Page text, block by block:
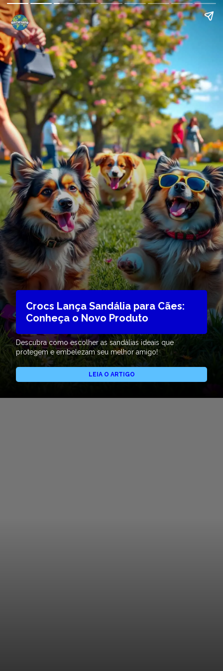
Crocs Lança Sandália para Cães:
Conheça o Novo Produto
Descubra como escolher as sandálias ideais que
protegem e embelezam seu melhor amigo!
LEIA O ARTIGO